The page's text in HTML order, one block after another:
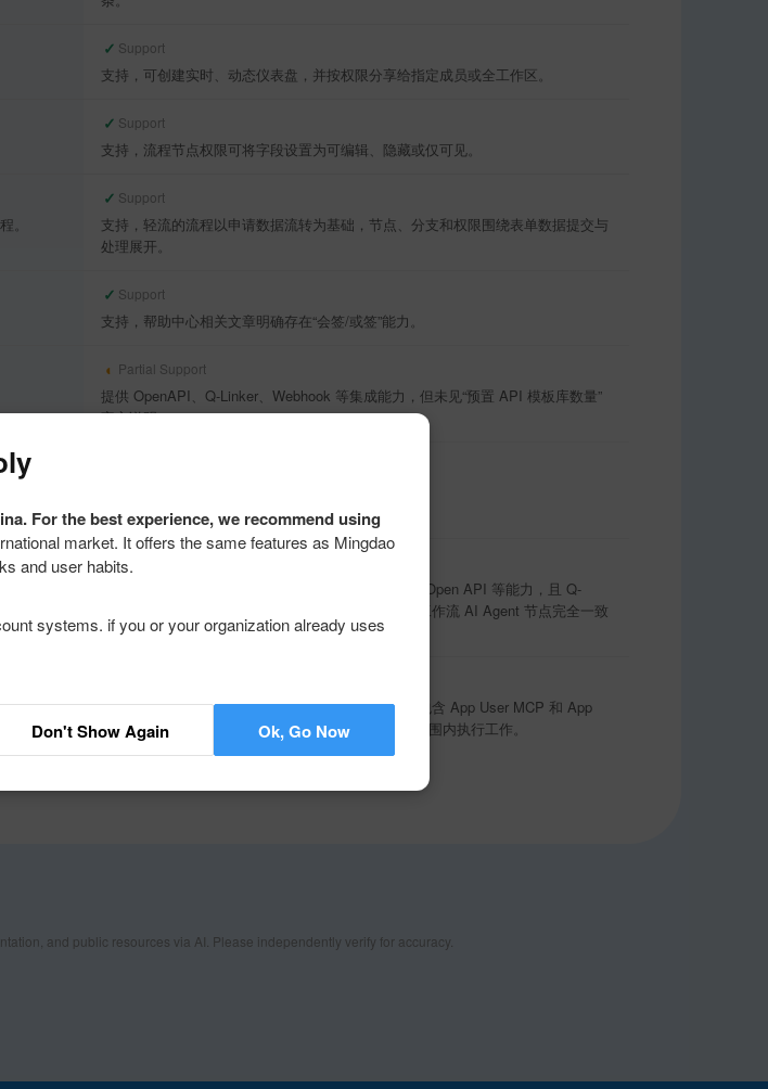
✓ Support
支持，可创建实时、动态仪表盘，并按权限分享给指定成员或全工作区。
✓ Support
支持，流程节点权限可将字段设置为可编辑、隐藏或仅可见。
。
✓ Support
支持，轻流的流程以申请数据流转为基础，节点、分支和权限围绕表单数据提交与
处理展开。
✓ Support
支持，帮助中心相关文章明确存在“会签/或签”能力。
◐ Partial Support
提供 OpenAPI、Q-Linker、Webhook 等集成能力，但未见“预置 API 模板库数量”
官方说明。
◐ Partial Support
部分支持，轻翼智能体具备自定义技能、轻流集成、Open API 等能力，且 Q-
Linker/Webhook 可使用轻翼技能；但未见与明道云工作流 AI Agent 节点完全一致
的独立节点文档。
、
业务治理
支持，轻流 MCP 是面向 AI 的轻流能力连接接口，包含 App User MCP 和 App
Builder MCP，可让 AI 连接轻流业务系统并在权限范围内执行工作。
and public resources via AI. Please independently verify for accuracy.
For the best experience, we recommend using
market. It offers the same features as Mingdao
and user habits.
systems. if you or your organization already uses
Don't Show Again Ok, Go Now